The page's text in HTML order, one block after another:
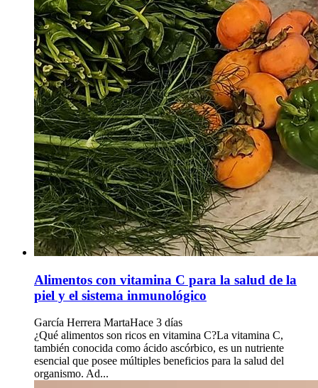
Alimentos con vitamina C para la salud de la
piel y el sistema inmunológico
García Herrera MartaHace 3 días
¿Qué alimentos son ricos en vitamina C?La vitamina C,
también conocida como ácido ascórbico, es un nutriente
esencial que posee múltiples beneficios para la salud del
organismo. Ad...